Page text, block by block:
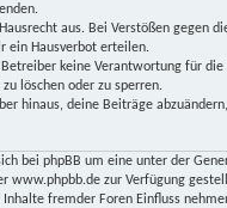
aus. Bei Verstößen
ein Hausverbot erteilen.
Betreiber keine Verantwortung für
löschen oder zu sperren.
hinaus, deine Beiträge
bei phpBB um eine unter der
www.phpbb.de zur Verfügung
fremder Foren Einfluss